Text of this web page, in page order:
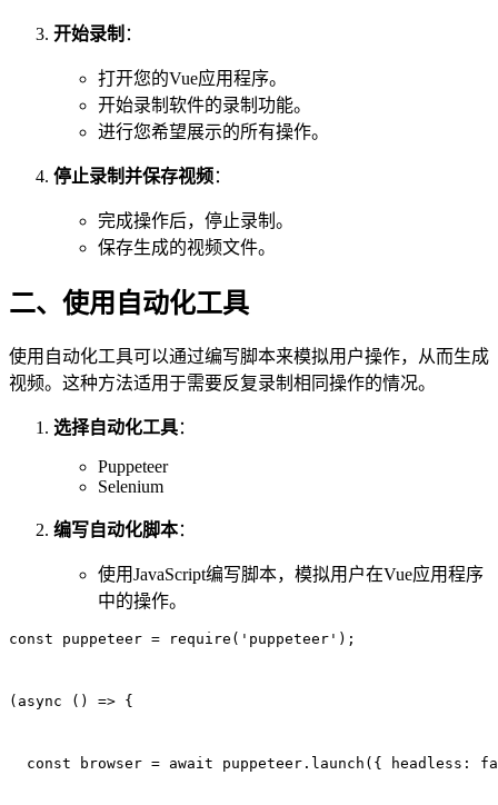
开始录制 ：
打开您的Vue应用程序。
开始录制软件的录制功能。
进行您希望展示的所有操作。
停止录制并保存视频：
完成操作后，停止录制。
保存生成的视频文件。
二、使用自动化工具
使用自动化工具可以通过编写脚本来模拟用户操作，从而生成
视频。这种方法适用于需要反复录制相同操作的情况。
选择自动化工具：
Puppeteer
Selenium
编写自动化脚本：
使用JavaScript编写脚本，模拟用户在Vue应用程序
中的操作。
const puppeteer = require('puppeteer');
(async () => {
const browser = await puppeteer.launch({ headless: